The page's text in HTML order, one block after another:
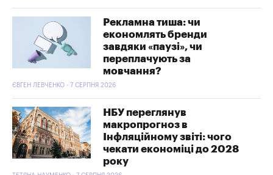
Рекламна тиша: чи
економлять бренди
завдяки «паузі», чи
переплачують за
мовчання?
ЄВГЕН ЛЕВЧЕНКО - 7 СЕРПНЯ 2026
НБУ переглянув
макропрогноз в
Інфляційному звіті: чого
чекати економіці до 2028
року